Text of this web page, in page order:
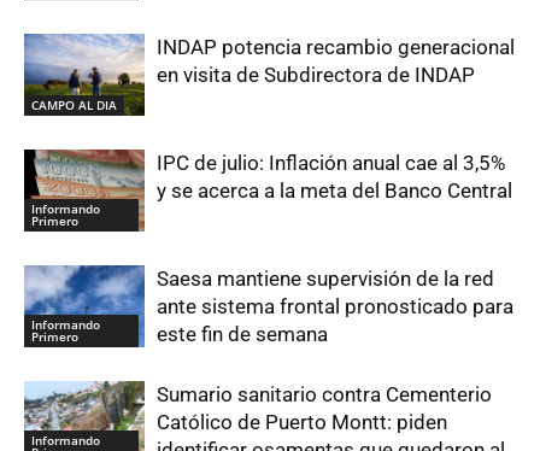
CAMPO AL DIA
INDAP potencia recambio generacional
en visita de Subdirectora de INDAP
Informando
Primero
IPC de julio: Inflación anual cae al 3,5%
y se acerca a la meta del Banco Central
Informando
Primero
Saesa mantiene supervisión de la red
ante sistema frontal pronosticado para
este fin de semana
Informando
Sumario sanitario contra Cementerio
Católico de Puerto Montt: piden